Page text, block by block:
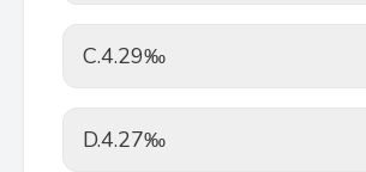
C.4.29‰
D.4.27‰